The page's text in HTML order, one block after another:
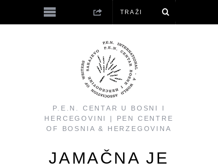
P.E.N. CENTAR U BOSNI I
HERCEGOVINI | PEN CENTRE
OF BOSNIA & HERZEGOVINA
JAMAČNA JE